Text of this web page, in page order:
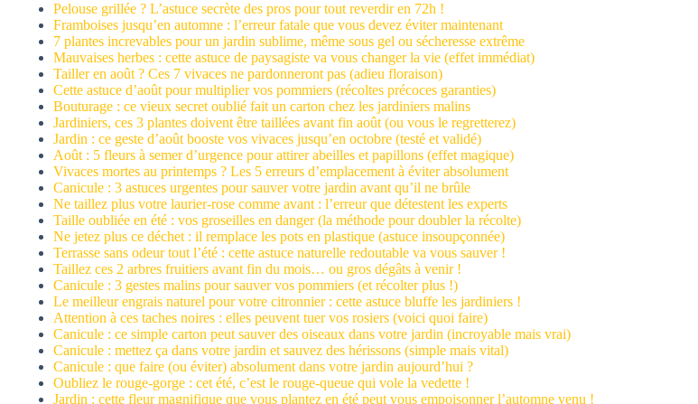
Pelouse grillée ? L’astuce secrète des pros pour tout reverdir en 72h !
Framboises jusqu’en automne : l’erreur fatale que vous devez éviter maintenant
7 plantes increvables pour un jardin sublime, même sous gel ou sécheresse extrême
Mauvaises herbes : cette astuce de paysagiste va vous changer la vie (effet immédiat)
Tailler en août ? Ces 7 vivaces ne pardonneront pas (adieu floraison)
Cette astuce d’août pour multiplier vos pommiers (récoltes précoces garanties)
Bouturage : ce vieux secret oublié fait un carton chez les jardiniers malins
Jardiniers, ces 3 plantes doivent être taillées avant fin août (ou vous le regretterez)
Jardin : ce geste d’août booste vos vivaces jusqu’en octobre (testé et validé)
Août : 5 fleurs à semer d’urgence pour attirer abeilles et papillons (effet magique)
Vivaces mortes au printemps ? Les 5 erreurs d’emplacement à éviter absolument
Canicule : 3 astuces urgentes pour sauver votre jardin avant qu’il ne brûle
Ne taillez plus votre laurier-rose comme avant : l’erreur que détestent les experts
Taille oubliée en été : vos groseilles en danger (la méthode pour doubler la récolte)
Ne jetez plus ce déchet : il remplace les pots en plastique (astuce insoupçonnée)
Terrasse sans odeur tout l’été : cette astuce naturelle redoutable va vous sauver !
Taillez ces 2 arbres fruitiers avant fin du mois… ou gros dégâts à venir !
Canicule : 3 gestes malins pour sauver vos pommiers (et récolter plus !)
Le meilleur engrais naturel pour votre citronnier : cette astuce bluffe les jardiniers !
Attention à ces taches noires : elles peuvent tuer vos rosiers (voici quoi faire)
Canicule : ce simple carton peut sauver des oiseaux dans votre jardin (incroyable mais vrai)
Canicule : mettez ça dans votre jardin et sauvez des hérissons (simple mais vital)
Canicule : que faire (ou éviter) absolument dans votre jardin aujourd’hui ?
Oubliez le rouge-gorge : cet été, c’est le rouge-queue qui vole la vedette !
Jardin : cette fleur magnifique que vous plantez en été peut vous empoisonner l’automne venu !